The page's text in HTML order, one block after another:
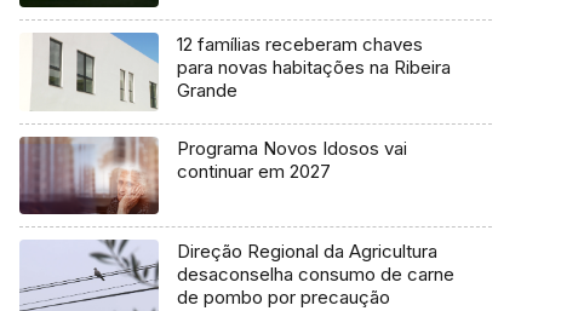
12 famílias receberam chaves
para novas habitações na Ribeira
Grande
Programa Novos Idosos vai
continuar em 2027
Direção Regional da Agricultura
desaconselha consumo de carne
de pombo por precaução